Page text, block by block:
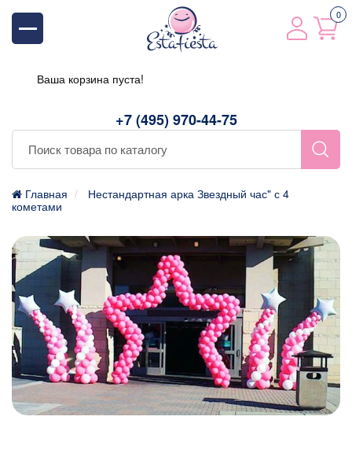
+7 (495) 970-44-75
0
Ваша корзина пуста!
Главная
Нестандартная арка Звездный час" с 4
кометами